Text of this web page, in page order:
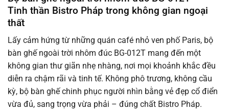
Tinh thần Bistro Pháp trong không gian ngoại
thất
Lấy cảm hứng từ những quán café nhỏ ven phố Paris, bộ
bàn ghế ngoài trời nhôm đúc BG-012T mang đến một
không gian thư giãn nhẹ nhàng, nơi mọi khoảnh khắc đều
diễn ra chậm rãi và tinh tế. Không phô trương, không cầu
kỳ, bộ bàn ghế chinh phục người nhìn bằng vẻ đẹp cổ điển
vừa đủ, sang trọng vừa phải – đúng chất Bistro Pháp.